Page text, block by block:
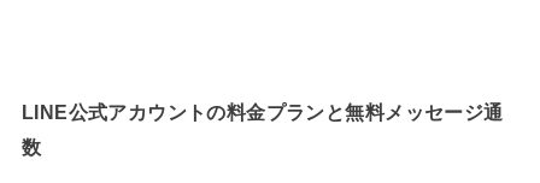
LINE公式アカウントの料金プランと無料メッセージ通
数